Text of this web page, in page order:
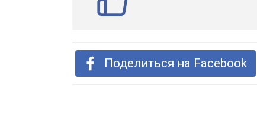
Поделиться на Facebook